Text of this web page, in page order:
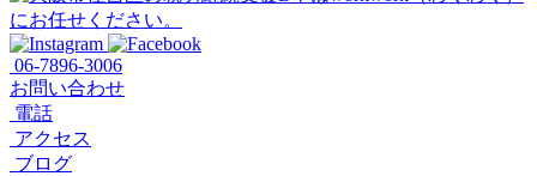
06-7896-3006
お問い合わせ
電話
アクセス
ブログ